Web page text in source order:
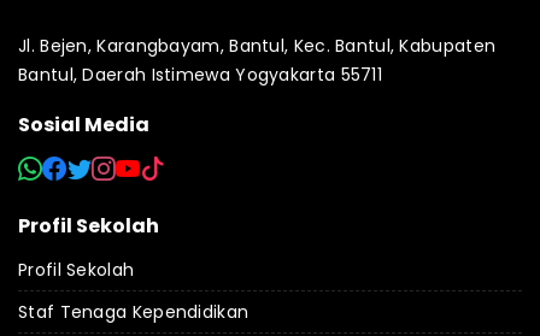
Jl. Bejen, Karangbayam, Bantul, Kec. Bantul, Kabupaten
Bantul, Daerah Istimewa Yogyakarta 55711
Sosial Media
Profil Sekolah
Profil Sekolah
Staf Tenaga Kependidikan